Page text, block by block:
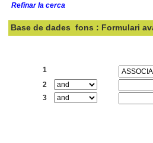
Refinar la cerca
Base de dades fons : Formulari
1
2
3